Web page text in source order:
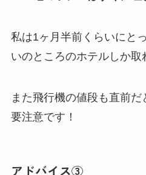
私は1ヶ月半前くらいにと
いのところのホテルしか取
また飛行機の値段も直前
要注意です！
アドバイス③